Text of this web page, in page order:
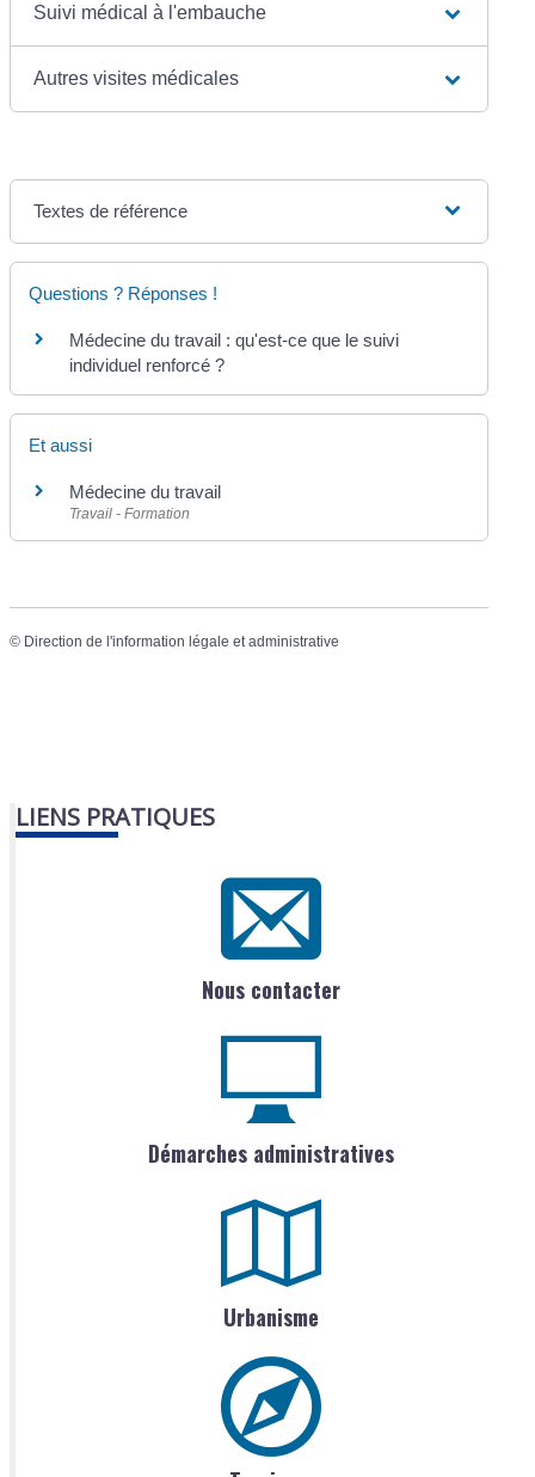
Suivi médical à l'embauche
Autres visites médicales
Textes de référence
Questions ? Réponses !
Médecine du travail : qu'est-ce que le suivi
individuel renforcé ?
Et aussi
Médecine du travail
Travail - Formation
© Direction de l'information légale et administrative
LIENS PRATIQUES
Nous contacter
Démarches administratives
Urbanisme